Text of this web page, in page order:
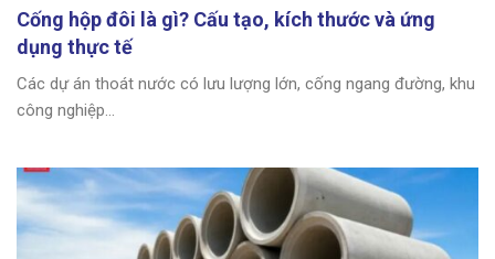
Cống hộp đôi là gì? Cấu tạo, kích thước và ứng
dụng thực tế
Các dự án thoát nước có lưu lượng lớn, cống ngang đường, khu
công nghiệp...